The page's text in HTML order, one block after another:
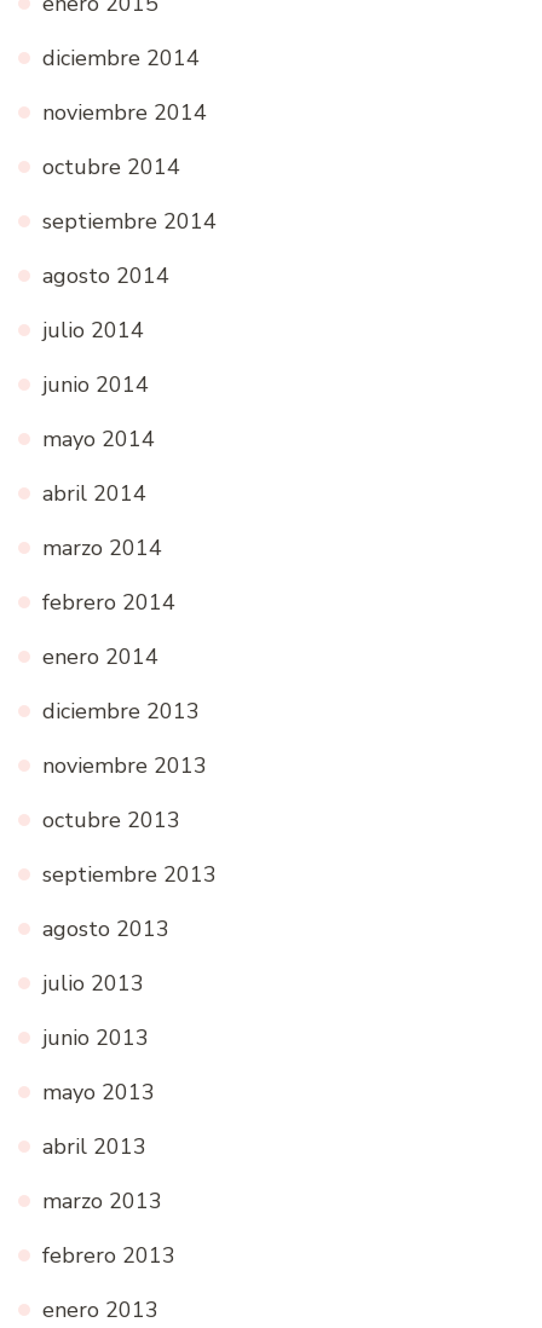
diciembre 2014
noviembre 2014
octubre 2014
septiembre 2014
agosto 2014
julio 2014
junio 2014
mayo 2014
abril 2014
marzo 2014
febrero 2014
enero 2014
diciembre 2013
noviembre 2013
octubre 2013
septiembre 2013
agosto 2013
julio 2013
junio 2013
mayo 2013
abril 2013
marzo 2013
febrero 2013
enero 2013